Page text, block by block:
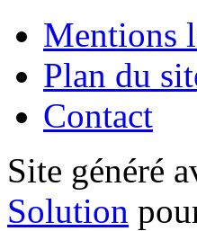
Mentions
Plan du
Contact
Site généré
Solution